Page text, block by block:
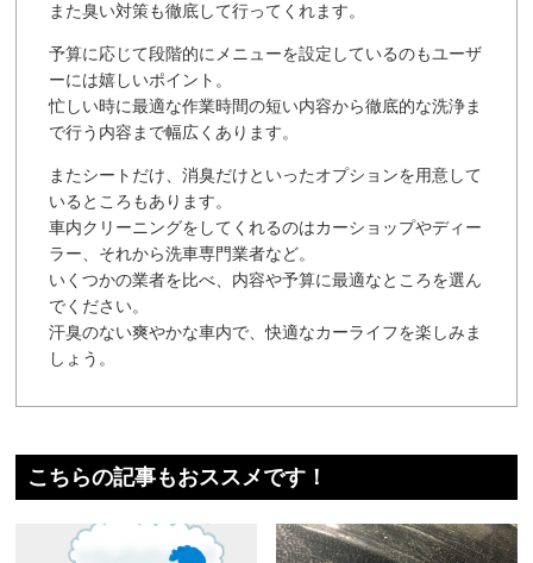
また臭い対策も徹底して行ってくれます。
予算に応じて段階的にメニューを設定しているのもユーザ
ーには嬉しいポイント。
忙しい時に最適な作業時間の短い内容から徹底的な洗浄ま
で行う内容まで幅広くあります。
またシートだけ、消臭だけといったオプションを用意して
いるところもあります。
車内クリーニングをしてくれるのはカーショップやディー
ラー、それから洗車専門業者など。
いくつかの業者を比べ、内容や予算に最適なところを選ん
でください。
汗臭のない爽やかな車内で、快適なカーライフを楽しみま
しょう。
こちらの記事もおススメです！